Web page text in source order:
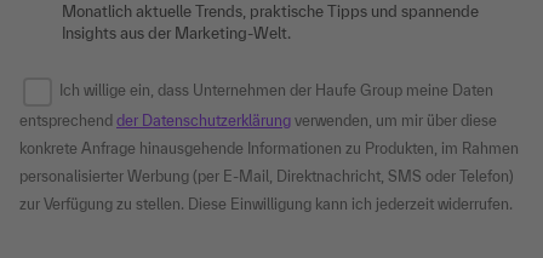
Monatlich aktuelle Trends, praktische Tipps und spannende
Insights aus der Marketing-Welt.
Ich willige ein, dass Unternehmen der Haufe Group meine Daten
entsprechend der Datenschutzerklärung verwenden, um mir über diese
konkrete Anfrage hinausgehende Informationen zu Produkten, im Rahmen
personalisierter Werbung (per E-Mail, Direktnachricht, SMS oder Telefon)
zur Verfügung zu stellen. Diese Einwilligung kann ich jederzeit widerrufen.